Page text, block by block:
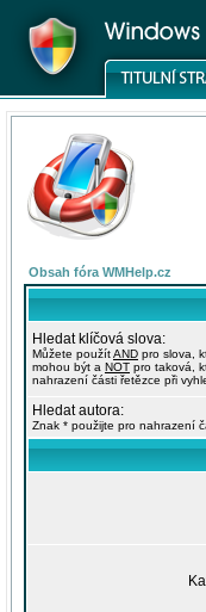
Obsah fóra WMHelp.cz
Hledat klíčová slova:
Můžete použítAND pro slova,
mohou být a NOT pro taková,
nahrazení části řetězce při
Hledat autora:
Znak * použijte pro nahrazení